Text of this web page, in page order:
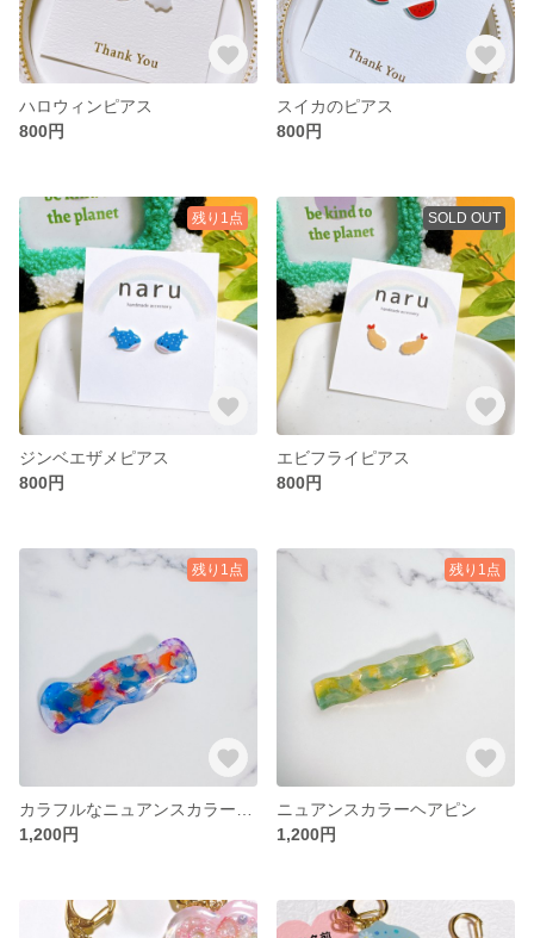
ハロウィンピアス
800円
スイカのピアス
800円
残り1点
ジンベエザメピアス
800円
SOLD OUT
エビフライピアス
800円
残り1点
1,200円
残り1点
ニュアンスカラーヘアピン
1,200円